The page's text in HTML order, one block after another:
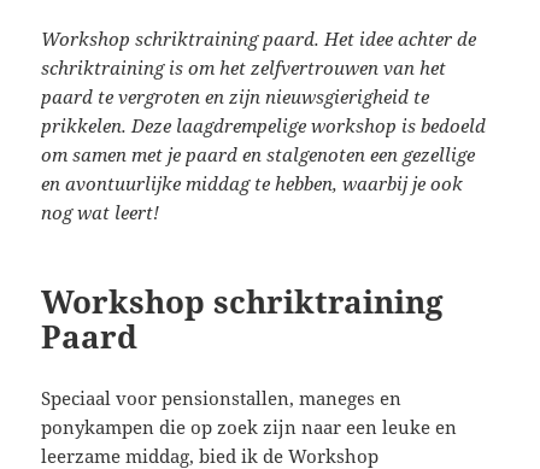
Workshop schriktraining paard. Het idee achter de
schriktraining is om het zelfvertrouwen van het
paard te vergroten en zijn nieuwsgierigheid te
prikkelen. Deze laagdrempelige workshop is bedoeld
om samen met je paard en stalgenoten een gezellige
en avontuurlijke middag te hebben, waarbij je ook
nog wat leert!
Workshop schriktraining
Paard
Speciaal voor pensionstallen, maneges en
ponykampen die op zoek zijn naar een leuke en
leerzame middag, bied ik de Workshop